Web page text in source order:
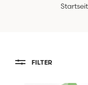
FILTER